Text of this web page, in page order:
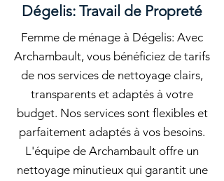
Dégelis: Travail de Propreté
Femme de ménage à Dégelis: Avec
Archambault, vous bénéficiez de tarifs
de nos services de nettoyage clairs,
transparents et adaptés à votre
budget. Nos services sont flexibles et
parfaitement adaptés à vos besoins.
L'équipe de Archambault offre un
nettoyage minutieux qui garantit une